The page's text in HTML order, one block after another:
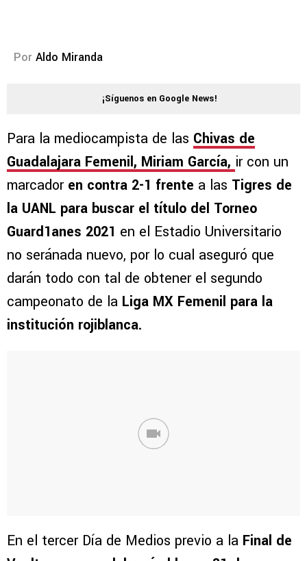
Por Aldo Miranda
¡Síguenos en Google News!
Para la mediocampista de las Chivas de
Guadalajara Femenil, Miriam García, ir con un
marcador en contra 2-1 frente a las Tigres de
la UANL para buscar el título del Torneo
Guard1anes 2021 en el Estadio Universitario
no seránada nuevo, por lo cual aseguró que
darán todo con tal de obtener el segundo
campeonato de la Liga MX Femenil para la
institución rojiblanca.
En el tercer Día de Medios previo a la Final de